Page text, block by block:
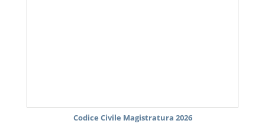
Codice Civile Magistratura 2026